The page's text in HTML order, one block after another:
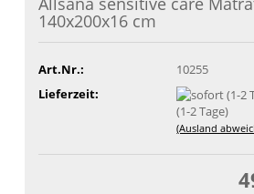
140x200x16 cm
Art.Nr.:
10255
Lieferzeit:
(1-2 Tage)
(Ausland